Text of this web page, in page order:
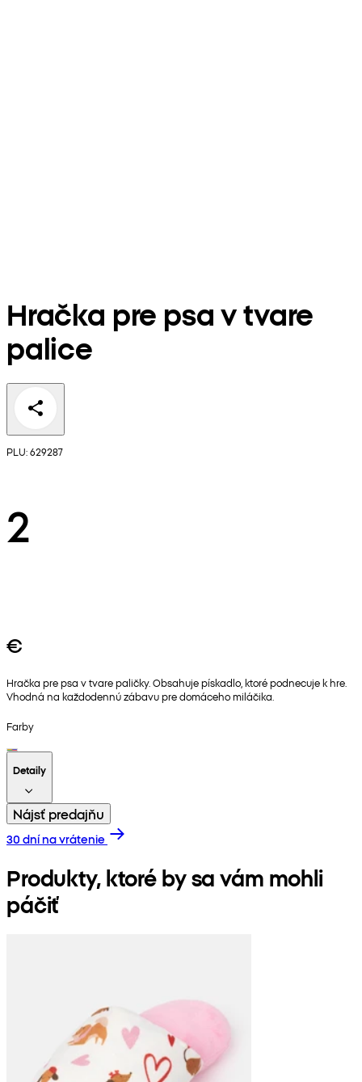
Hračka pre psa v tvare
palice
PLU: 629287
2
€
Hračka pre psa v tvare paličky. Obsahuje pískadlo, ktoré podnecuje k hre.
Vhodná na každodennú zábavu pre domáceho miláčika.
Farby
Detaily
Nájsť predajňu
30 dní na vrátenie
Produkty, ktoré by sa vám mohli
páčiť